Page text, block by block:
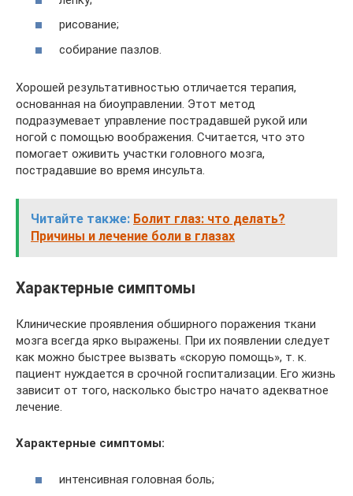
рисование;
собирание пазлов.
Хорошей результативностью отличается терапия,
основанная на биоуправлении. Этот метод
подразумевает управление пострадавшей рукой или
ногой с помощью воображения. Считается, что это
помогает оживить участки головного мозга,
пострадавшие во время инсульта.
Читайте также: Болит глаз: что делать?
Причины и лечение боли в глазах
Характерные симптомы
Клинические проявления обширного поражения ткани
мозга всегда ярко выражены. При их появлении следует
как можно быстрее вызвать «скорую помощь», т. к.
пациент нуждается в срочной госпитализации. Его жизнь
зависит от того, насколько быстро начато адекватное
лечение.
Характерные симптомы:
интенсивная головная боль;